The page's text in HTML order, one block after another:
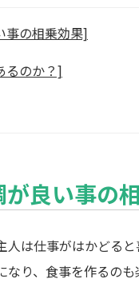
事の相乗効果]
るのか？]
良い事の
人は仕事がはかどる
なり、食事を作るの